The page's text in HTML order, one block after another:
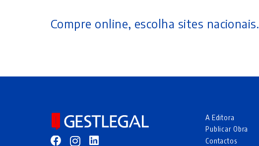
Compre online, escolha sites nacionais.
A Editora
Publicar Obra
Contactos